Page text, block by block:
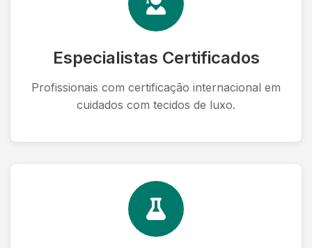
Especialistas Certificados
Profissionais com certificação internacional em
cuidados com tecidos de luxo.